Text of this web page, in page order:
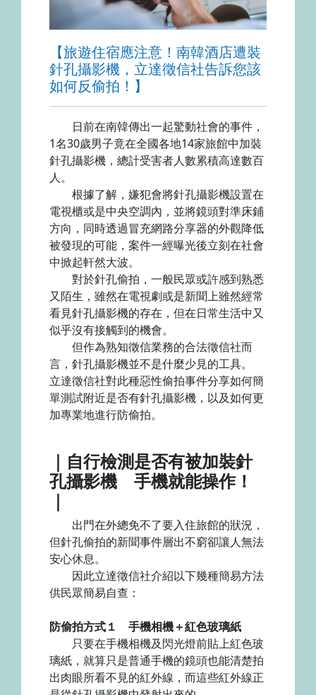
【旅遊住宿應注意！南韓酒店遭裝
針孔攝影機，立達徵信社告訴您該
如何反偷拍！】
日前在南韓傳出一起驚動社會的事件，
1名30歲男子竟在全國各地14家旅館中加裝
針孔攝影機，總計受害者人數累積高達數百
人。
根據了解，嫌犯會將針孔攝影機設置在
電視櫃或是中央空調內，並將鏡頭對準床鋪
方向，同時透過冒充網路分享器的外觀降低
被發現的可能，案件一經曝光後立刻在社會
中掀起軒然大波。
對於針孔偷拍，一般民眾或許感到熟悉
又陌生，雖然在電視劇或是新聞上雖然經常
看見針孔攝影機的存在，但在日常生活中又
似乎沒有接觸到的機會。
但作為熟知徵信業務的合法徵信社而
言，針孔攝影機並不是什麼少見的工具。
立達徵信社對此種惡性偷拍事件分享如何簡
單測試附近是否有針孔攝影機，以及如何更
加專業地進行防偷拍。
｜自行檢測是否有被加裝針
孔攝影機 手機就能操作！
｜
出門在外總免不了要入住旅館的狀況，
但針孔偷拍的新聞事件層出不窮卻讓人無法
安心休息。
因此立達徵信社介紹以下幾種簡易方法
供民眾簡易自查：
防偷拍方式１ 手機相機＋紅色玻璃紙
只要在手機相機及閃光燈前貼上紅色玻
璃紙，就算只是普通手機的鏡頭也能清楚拍
出肉眼所看不見的紅外線，而這些紅外線正